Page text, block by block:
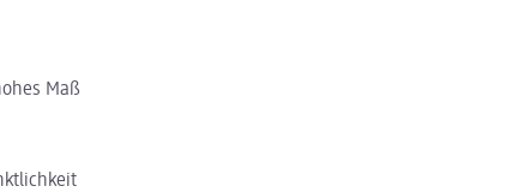
Maß